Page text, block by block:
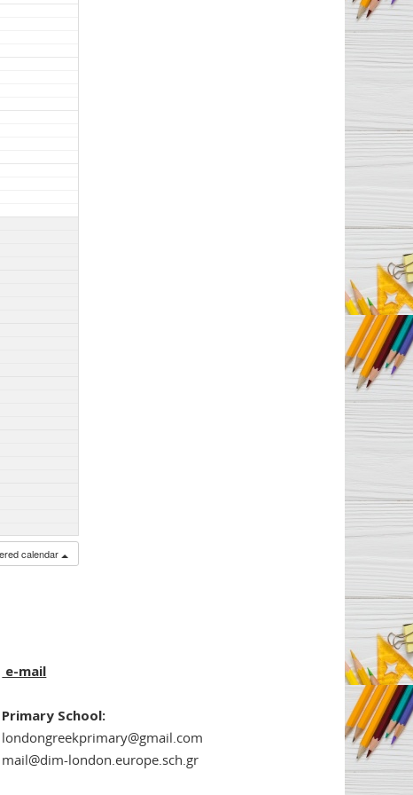
calendar
e-mail
Primary School:
londongreekprimary@gmail.com
mail@dim-london.europe.sch.gr